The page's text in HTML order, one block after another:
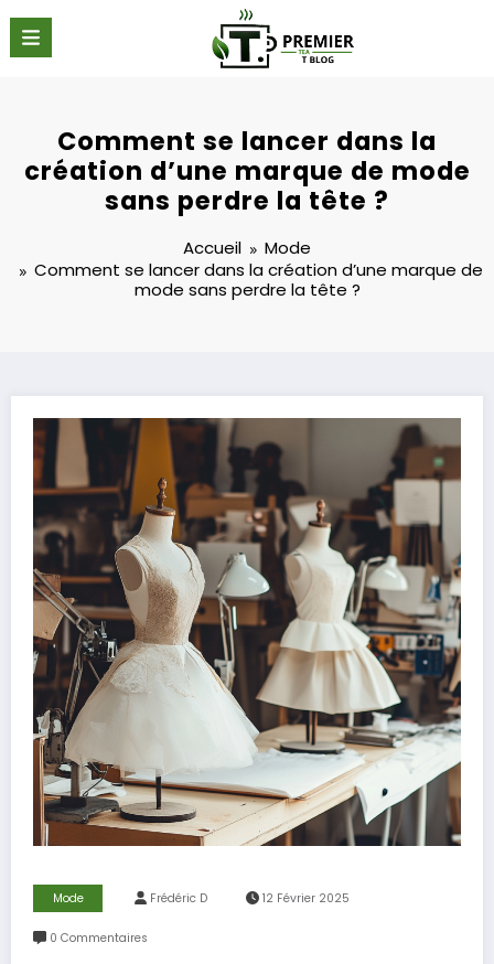
contenu
Comment se lancer dans la
création d’une marque de mode
sans perdre la tête ?
Accueil
Mode
Comment se lancer dans la création d’une marque de
mode sans perdre la tête ?
Mode Frédéric D 12 Février 2025
0 Commentaires